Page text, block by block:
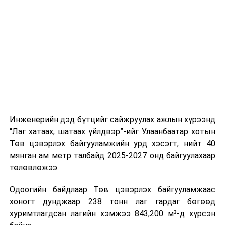
өдөр тутмын ажлын бэлэн байдлыг хангах зэрэг
практик ур чадварыг сургалтын хөтөлбөрт тусгажээ.
Сургалтыг танилцуулах лекц, асуулт-хариулт,
жишээнд суурилсан сургалт, багаар ажиллах дасгал,
танилцах, онцгой нөхцөлд ажиллах дадлага зэрэг
онол, практик хосолсон хэлбэрээр зохион байгуулж
байна.
Инженерийн дэд бүтцийг сайжруулах ажлын хүрээнд
“Лаг хатаах, шатаах үйлдвэр”-ийг Улаанбаатар хотын
Төв цэвэрлэх байгууламжийн урд хэсэгт, нийт 40
мянган ам метр талбайд 2025-2027 онд байгуулахаар
төлөвлөжээ.
Одоогийн байдлаар Төв цэвэрлэх байгууламжаас
хоногт дунджаар 238 тонн лаг гардаг бөгөөд
хуримтлагдсан лагийн хэмжээ 843,200 м³-д хүрсэн